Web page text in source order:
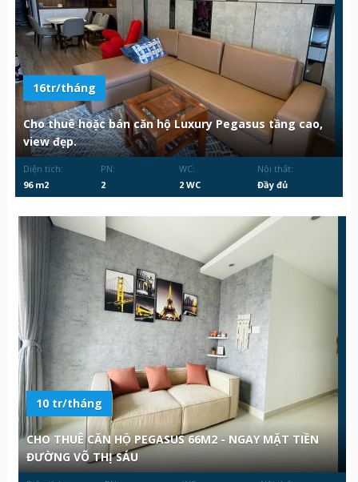
16tr/tháng
Cho thuê hoặc bán căn hộ Luxury Pegasus tầng cao,
view đẹp.
Diện tích:
96 m2
PN:
2
WC:
2 WC
Nội thất:
Đầy đủ
10 tr/tháng
CHO THUÊ CĂN HỘ PEGASUS 66M2 - NGAY MẶT TIỀN
ĐƯỜNG VÕ THỊ SÁU